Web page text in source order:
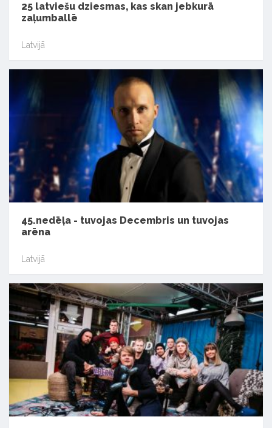
25 latviešu dziesmas, kas skan jebkurā
zaļumballē
Latvijā
45.nedēļa - tuvojas Decembris un tuvojas
arēna
Latvijā